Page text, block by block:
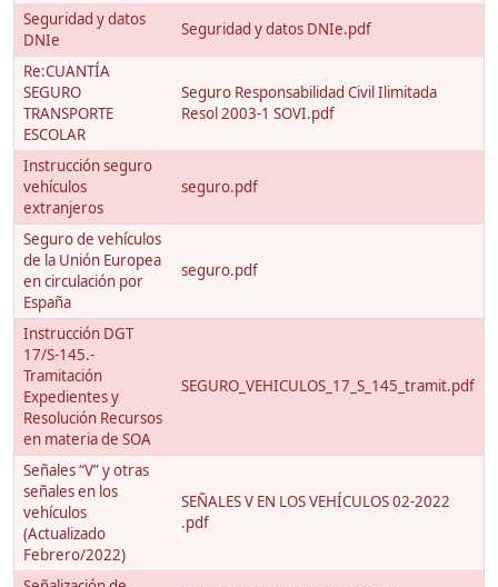
Seguridad y datos
DNIe
Seguridad y datos DNIe.pdf
Re:CUANTÍA
SEGURO
TRANSPORTE
ESCOLAR
Seguro Responsabilidad Civil Ilimitada
Resol 2003-1 SOVI.pdf
Instrucción seguro
vehículos
extranjeros
seguro.pdf
Seguro de vehículos
de la Unión Europea
en circulación por
España
seguro.pdf
Instrucción DGT
17/S-145.-
Tramitación
Expedientes y
Resolución Recursos
en materia de SOA
SEGURO_VEHICULOS_17_S_145_tramit.pdf
Señales “V” y otras
señales en los
vehículos
(Actualizado
Febrero/2022)
SEÑALES V EN LOS VEHÍCULOS 02-2022
.pdf